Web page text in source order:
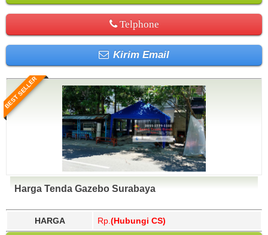
Telphone
Kirim Email
BEST SELLER
Harga Tenda Gazebo Surabaya
HARGA Rp. (Hubungi CS)